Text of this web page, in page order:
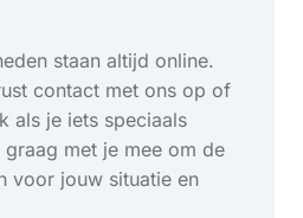
staan altijd online.
contact met ons op of
als je iets speciaals
met je mee om de
voor jouw situatie en